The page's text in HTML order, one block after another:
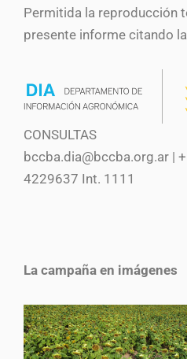
Permitida la reproducción
presente informe citando
CONSULTAS
bccba.dia@bccba.org.ar |
4229637 Int. 1111
La campaña en imágenes